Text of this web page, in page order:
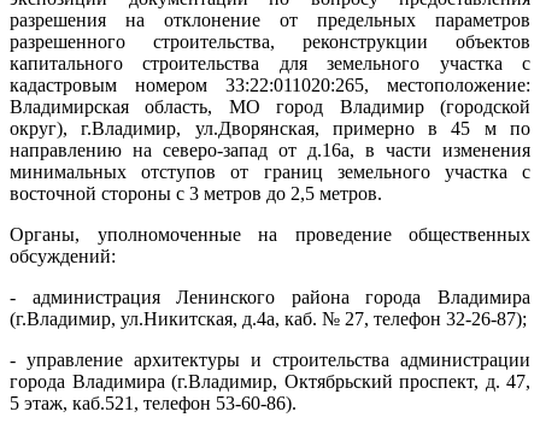
разрешения на отклонение от предельных параметров
разрешенного строительства, реконструкции объектов
капитального строительства для земельного участка с
кадастровым номером 33:22:011020:265, местоположение:
Владимирская область, МО город Владимир (городской
округ), г.Владимир, ул.Дворянская, примерно в 45 м по
направлению на северо-запад от д.16а, в части изменения
минимальных отступов от границ земельного участка с
восточной стороны с 3 метров до 2,5 метров.
Органы, уполномоченные на проведение общественных
обсуждений:
- администрация Ленинского района города Владимира
(г.Владимир, ул.Никитская, д.4а, каб. № 27, телефон 32-26-87);
- управление архитектуры и строительства администрации
города Владимира (г.Владимир, Октябрьский проспект, д. 47,
5 этаж, каб.521, телефон 53-60-86).